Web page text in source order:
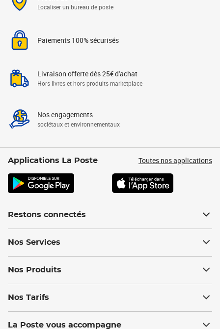
Localiser un bureau de poste
Paiements 100% sécurisés
Livraison offerte dès 25€ d'achat
Hors livres et hors produits marketplace
Nos engagements
sociétaux et environnementaux
Applications La Poste Toutes nos applications
Restons connectés
Nos Services
Nos Produits
Nos Tarifs
La Poste vous accompagne